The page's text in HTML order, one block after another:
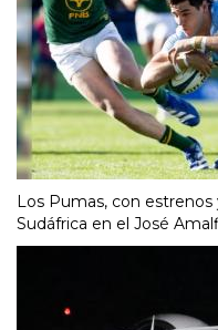
Los Pumas, con
Sudáfrica en el José